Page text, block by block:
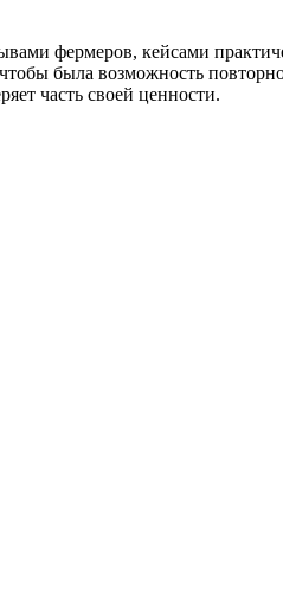
фермеров, кейсами
была возможность
часть своей ценности.